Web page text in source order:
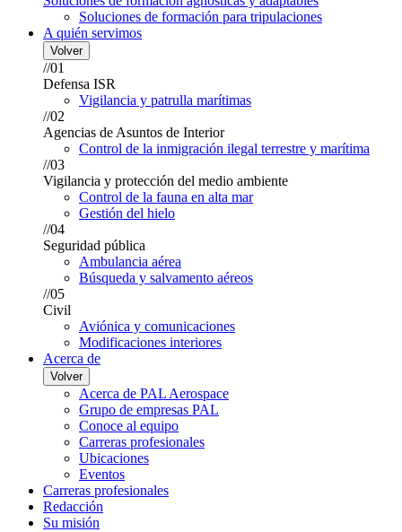
Soluciones de formación para tripulaciones
A quién servimos
Volver
//01
Defensa ISR
Vigilancia y patrulla marítimas
//02
Agencias de Asuntos de Interior
Control de la inmigración ilegal terrestre y marítima
//03
Vigilancia y protección del medio ambiente
Control de la fauna en alta mar
Gestión del hielo
//04
Seguridad pública
Ambulancia aérea
Búsqueda y salvamento aéreos
//05
Civil
Aviónica y comunicaciones
Modificaciones interiores
Acerca de
Volver
Acerca de PAL Aerospace
Grupo de empresas PAL
Conoce al equipo
Carreras profesionales
Ubicaciones
Eventos
Carreras profesionales
Redacción
Su misión